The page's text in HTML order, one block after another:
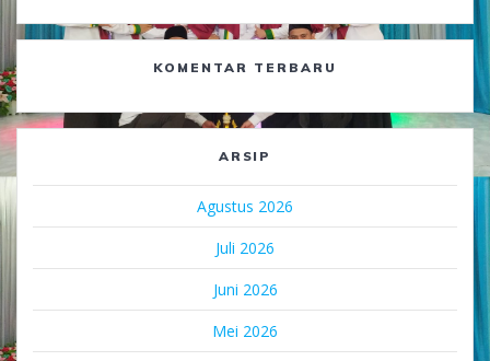
KOMENTAR TERBARU
ARSIP
Agustus 2026
Juli 2026
Juni 2026
Mei 2026